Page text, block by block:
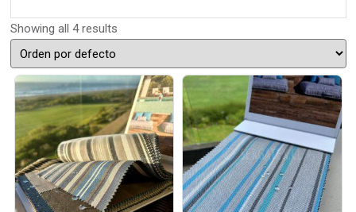
Showing all 4 results